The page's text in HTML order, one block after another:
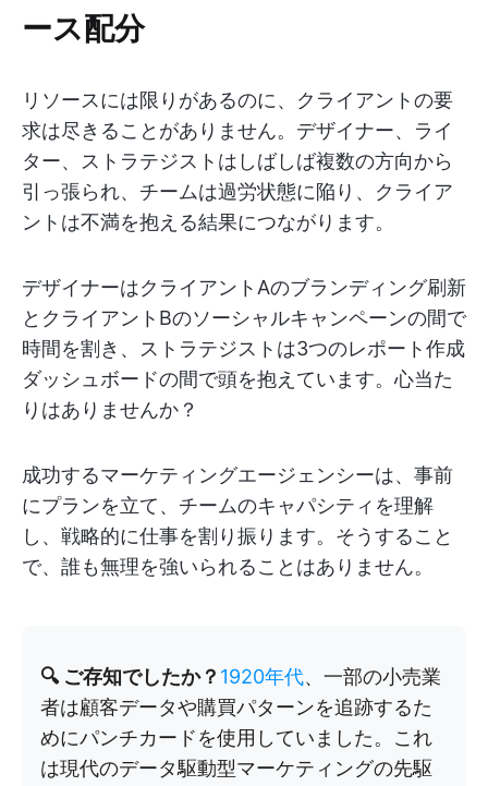
ース配分
リソースには限りがあるのに、クライアントの要
求は尽きることがありません。デザイナー、ライ
ター、ストラテジストはしばしば複数の方向から
引っ張られ、チームは過労状態に陥り、クライア
ントは不満を抱える結果につながります。
デザイナーはクライアントAのブランディング刷新
とクライアントBのソーシャルキャンペーンの間で
時間を割き、ストラテジストは3つのレポート作成
ダッシュボードの間で頭を抱えています。心当た
りはありませんか？
成功するマーケティングエージェンシーは、事前
にプランを立て、チームのキャパシティを理解
し、戦略的に仕事を割り振ります。そうすること
で、誰も無理を強いられることはありません。
🔍 ご存知でしたか？ 1920年代、一部の小売業
者は顧客データや購買パターンを追跡するた
めにパンチカードを使用していました。これ
は現代のデータ駆動型マーケティングの先駆